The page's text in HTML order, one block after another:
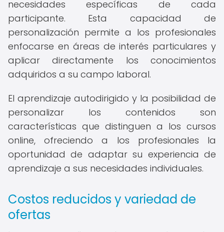
necesidades específicas de cada
participante. Esta capacidad de
personalización permite a los profesionales
enfocarse en áreas de interés particulares y
aplicar directamente los conocimientos
adquiridos a su campo laboral.
El aprendizaje autodirigido y la posibilidad de
personalizar los contenidos son
características que distinguen a los cursos
online, ofreciendo a los profesionales la
oportunidad de adaptar su experiencia de
aprendizaje a sus necesidades individuales.
Costos reducidos y variedad de
ofertas